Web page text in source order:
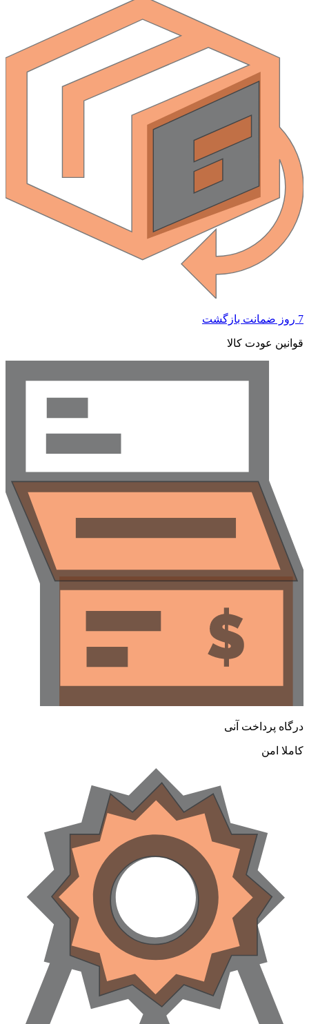
عودت کالا
پرداخت آنی
امن